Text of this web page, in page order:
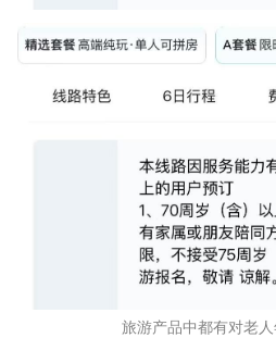
旅游产品中都有对老人